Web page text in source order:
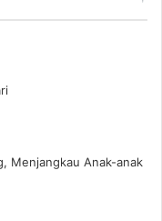
Menjangkau Anak-anak